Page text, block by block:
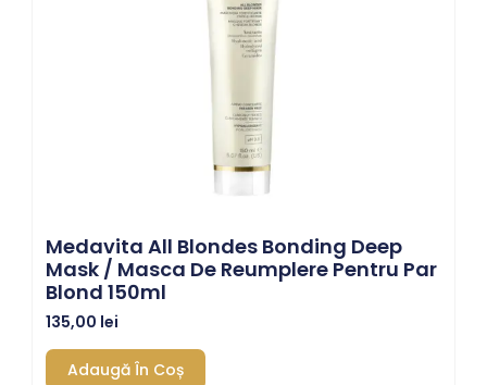
Medavita All Blondes Bonding Deep
Mask / Masca De Reumplere Pentru Par
Blond 150ml
135,00 lei
Adaugă În Coș